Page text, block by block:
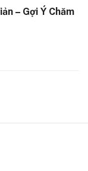
– Gợi Ý Chăm